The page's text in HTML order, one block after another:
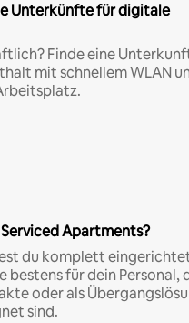
Unterkünfte für digitale
Finde eine
mit schnellem WLAN
Apartments?
du komplett
bestens für dein Personal,
oder als
sind.